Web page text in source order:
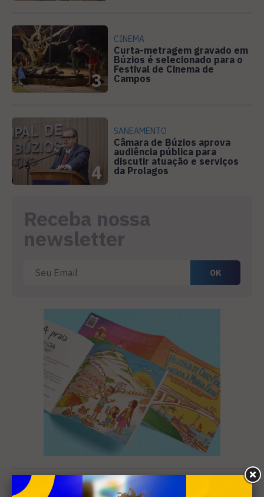
3
CINEMA
Curta-metragem gravado em
Búzios é selecionado para o
Festival de Cinema de
Campos
4
SANEAMENTO
Câmara de Búzios aprova
audiência pública para
discutir atuação e serviços
da Prolagos
Receba nossa
newsletter